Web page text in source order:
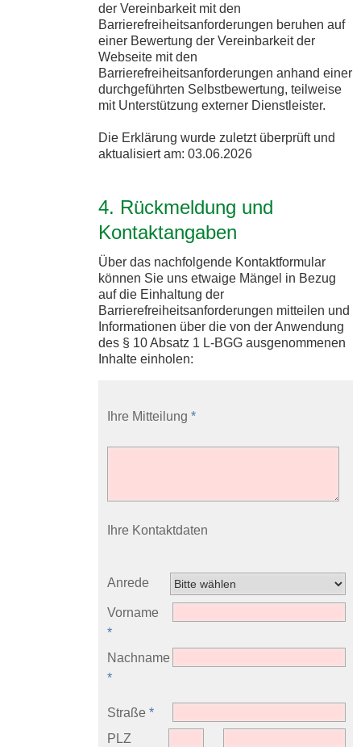
der Vereinbarkeit mit den
Barrierefreiheitsanforderungen beruhen auf
einer Bewertung der Vereinbarkeit der
Webseite mit den
Barrierefreiheitsanforderungen anhand einer
durchgeführten Selbstbewertung, teilweise
mit Unterstützung externer Dienstleister.
Die Erklärung wurde zuletzt überprüft und
aktualisiert am: 03.06.2026
4. Rückmeldung und
Kontaktangaben
Über das nachfolgende Kontaktformular
können Sie uns etwaige Mängel in Bezug
auf die Einhaltung der
Barrierefreiheitsanforderungen mitteilen und
Informationen über die von der Anwendung
des § 10 Absatz 1 L-BGG ausgenommenen
Inhalte einholen:
Ihre Mitteilung *
Ihre Kontaktdaten
Anrede
Vorname
*
Nachname
*
Straße *
PLZ